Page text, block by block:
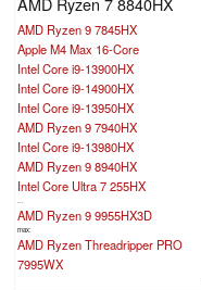
AMD Ryzen 9 7845HX
Apple M4 Max 16-Core
Intel Core i9-13900HX
Intel Core i9-14900HX
Intel Core i9-13950HX
AMD Ryzen 9 7940HX
Intel Core i9-13980HX
AMD Ryzen 9 8940HX
Intel Core Ultra 7 255HX
AMD Ryzen 9 9955HX3D
max:
AMD Ryzen Threadripper PRO
7995WX